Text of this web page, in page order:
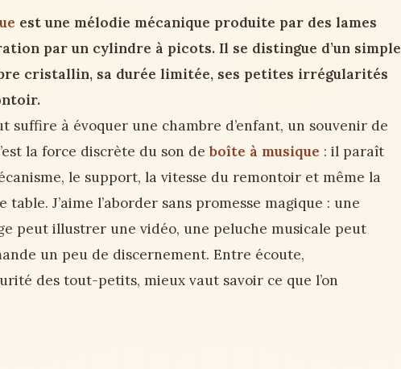
est une mélodie mécanique produite par des lames
par un cylindre à picots. Il se distingue d’un simple
cristallin, sa durée limitée, ses petites irrégularités
suffire à évoquer une chambre d’enfant, un souvenir de
la force discrète du son deboîte à musique : il paraît
le support, la vitesse du remontoir et même la
J’aime l’aborder sans promesse magique : une
peut illustrer une vidéo, une peluche musicale peut
un peu de discernement. Entre écoute,
des tout-petits, mieux vaut savoir ce que l’on